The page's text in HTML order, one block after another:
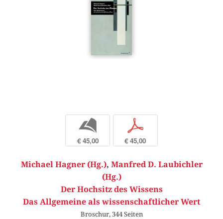
b
€ 45,00
p
€ 45,00
Michael Hagner (Hg.), Manfred D. Laubichler
(Hg.)
Der Hochsitz des Wissens
Das Allgemeine als wissenschaftlicher Wert
Broschur, 344 Seiten